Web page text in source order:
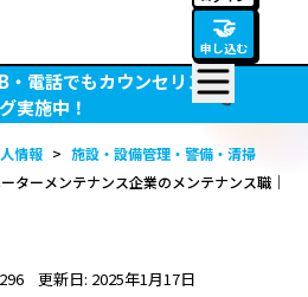
🤝
申し込む
・電話でもカウンセリン
グ実施中！
情報 > 施設・設備管理・警備・清掃
ターメンテナンス企業のメンテナンス職｜
更新日: 2025年1月17日